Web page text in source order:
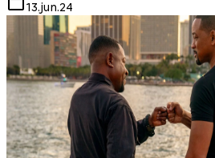
13.jun.24